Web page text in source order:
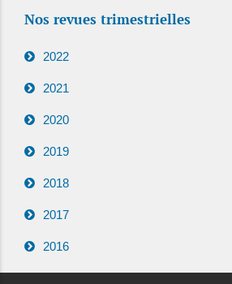
Nos revues trimestrielles
2022
2021
2020
2019
2018
2017
2016